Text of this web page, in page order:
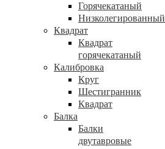
Горячекатаный
Низколегированный
Квадрат
Квадрат
горячекатаный
Калибровка
Круг
Шестигранник
Квадрат
Балка
Балки
двутавровые